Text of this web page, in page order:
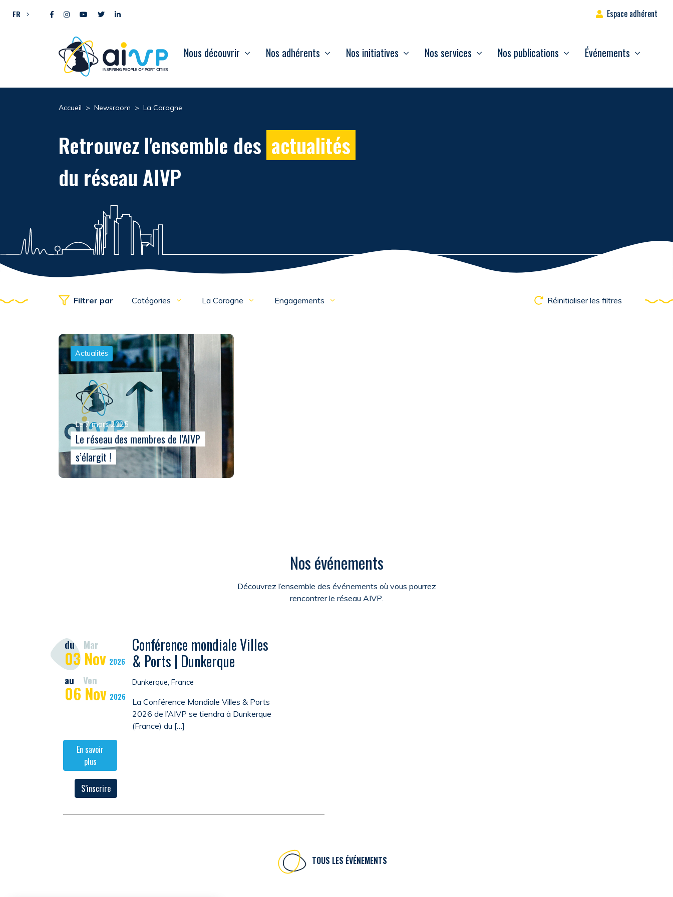
FR Espace adhérent
Nous découvrir Nos adhérents Nos initiatives Nos services Nos publications Événements
Accueil > Newsroom > La Corogne
Retrouvez l'ensemble des actualités
du réseau AIVP
Filtrer par Catégories La Corogne Engagements Réinitialiser les filtres
Actualités
Le 7 mars 2025
Le réseau des membres de l’AIVP
s’élargit !
Nos événements
Découvrez l’ensemble des événements où vous pourrez
rencontrer le réseau AIVP.
du Mar
03 Nov 2026
au Ven
06 Nov 2026
Conférence mondiale Villes
& Ports | Dunkerque
Dunkerque, France
La Conférence Mondiale Villes & Ports
2026 de l’AIVP se tiendra à Dunkerque
(France) du […]
En savoir
plus
S’inscrire
TOUS LES ÉVÉNEMENTS